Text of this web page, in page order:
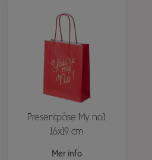
Presentpåse My no1
16x19 cm
Mer info